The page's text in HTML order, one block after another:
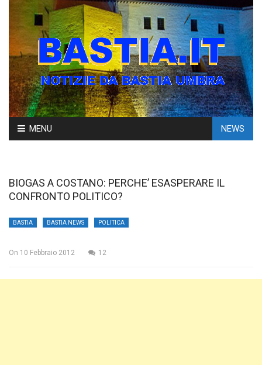
Skip
to
MENU NEWS
BIOGAS A COSTANO: PERCHE’ ESASPERARE IL
CONFRONTO POLITICO?
BASTIA BASTIA NEWS POLITICA
On 10 Febbraio 2012 12